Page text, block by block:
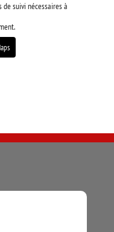
suivi nécessaires à